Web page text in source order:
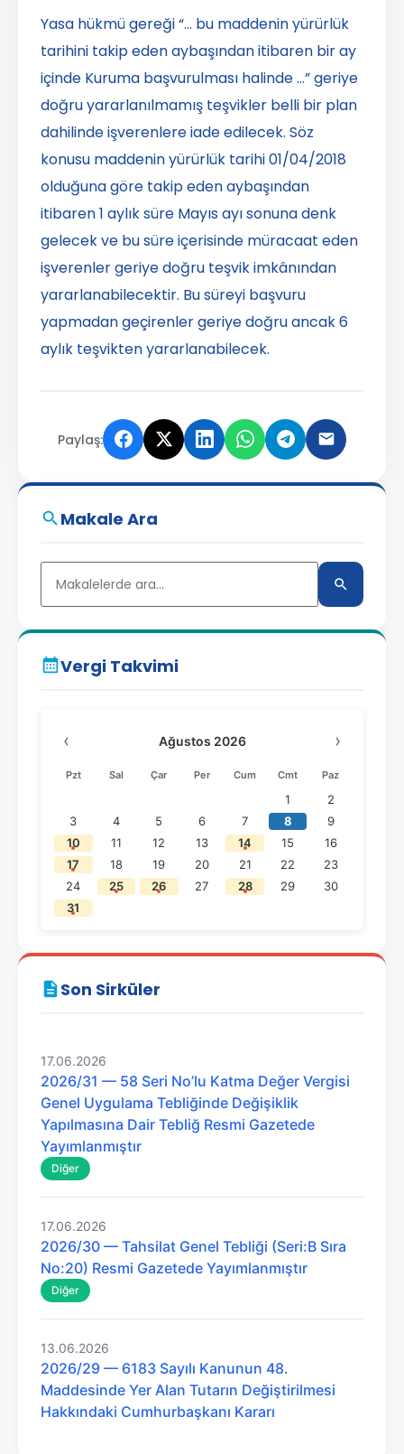
Yasa hükmü gereği “… bu maddenin yürürlük
tarihini takip eden aybaşından itibaren bir ay
içinde Kuruma başvurulması halinde …” geriye
doğru yararlanılmamış teşvikler belli bir plan
dahilinde işverenlere iade edilecek. Söz
konusu maddenin yürürlük tarihi 01/04/2018
olduğuna göre takip eden aybaşından
itibaren 1 aylık süre Mayıs ayı sonuna denk
gelecek ve bu süre içerisinde müracaat eden
işverenler geriye doğru teşvik imkânından
yararlanabilecektir. Bu süreyi başvuru
yapmadan geçirenler geriye doğru ancak 6
aylık teşvikten yararlanabilecek.
Paylaş:
Makale Ara
Vergi Takvimi
‹ Ağustos 2026 ›
Pzt Sal Çar Per Cum Cmt Paz
1
2
3
4 5 6 7 8
9
10
11 12 13 14 15
16
17
18 19 20 21 22
23
24
25 26 27 28 29
30
31
Son Sirküler
17.06.2026
2026/31 — 58 Seri No’lu Katma Değer Vergisi
Genel Uygulama Tebliğinde Değişiklik
Yapılmasına Dair Tebliğ Resmi Gazetede
Yayımlanmıştır
Diğer
17.06.2026
2026/30 — Tahsilat Genel Tebliği (Seri:B Sıra
No:20) Resmi Gazetede Yayımlanmıştır
Diğer
13.06.2026
2026/29 — 6183 Sayılı Kanunun 48.
Maddesinde Yer Alan Tutarın Değiştirilmesi
Hakkındaki Cumhurbaşkanı Kararı